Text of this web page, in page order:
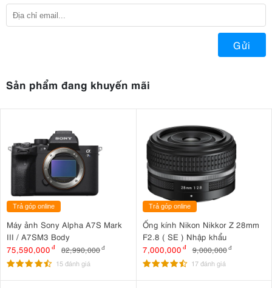
Gửi
Sản phẩm đang khuyến mãi
Trả góp online
Máy ảnh Sony Alpha A7S Mark
III / A7SM3 Body
75,590,000 đ 82,990,000đ
15 đánh giá
Trả góp online
Ống kính Nikon Nikkor Z 28mm
F2.8 ( SE ) Nhập khẩu
7,000,000 đ 9,000,000 đ
17 đánh giá